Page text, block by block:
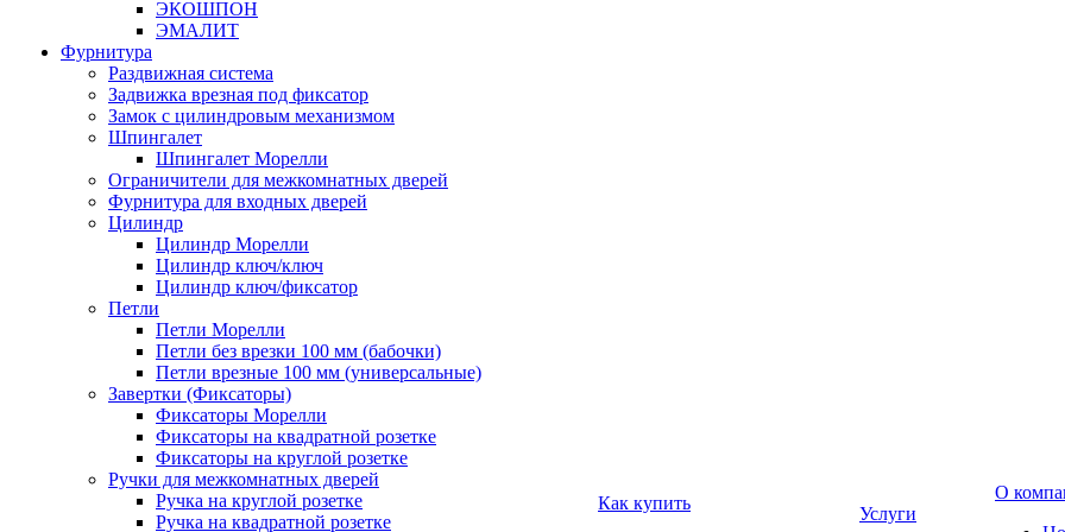
ЭКОШПОН
ЭМАЛИТ
Фурнитура
Раздвижная система
Задвижка врезная под фиксатор
Замок с цилиндровым механизмом
Шпингалет
Шпингалет Морелли
Ограничители для межкомнатных дверей
Фурнитура для входных дверей
Цилиндр
Цилиндр Морелли
Цилиндр ключ/ключ
Цилиндр ключ/фиксатор
Петли
Петли Морелли
Петли без врезки 100 мм (бабочки)
Петли врезные 100 мм (универсальные)
Завертки (Фиксаторы)
Фиксаторы Морелли
Фиксаторы на квадратной розетке
Фиксаторы на круглой розетке
Ручки для межкомнатных дверей
Ручка на круглой розетке
Ручка на квадратной розетке
Как купить
Услуги
О